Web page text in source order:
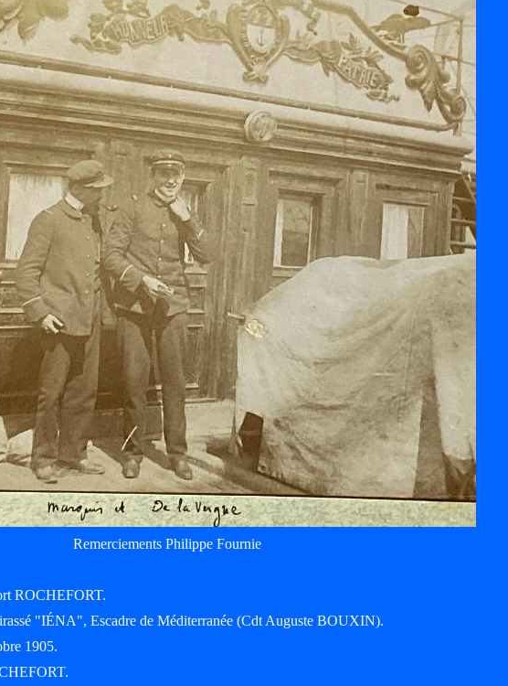
Remerciements Philippe Fournie
ROCHEFORT.
"IÉNA", Escadre de Méditerranée (Cdt Auguste BOUXIN).
1905.